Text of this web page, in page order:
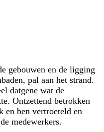
gebouwen en de ligging
pal aan het strand.
datgene wat de
Ontzettend betrokken
en ben vertroeteld en
medewerkers.